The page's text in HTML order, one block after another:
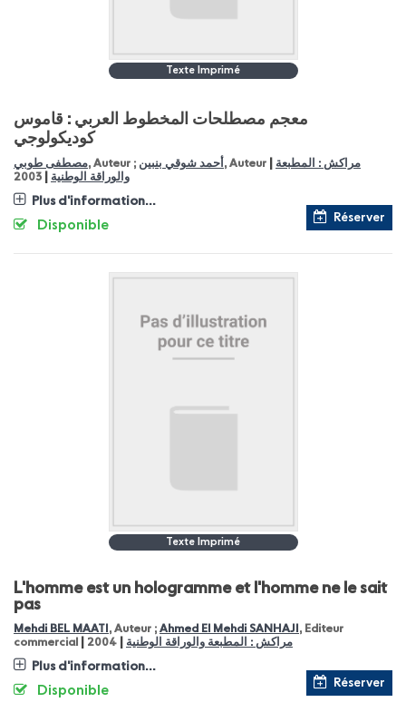
Texte Imprimé
معجم مصطلحات المخطوط العربي : قاموس
كوديكولوجي
مصطفى طوبي, Auteur ; أحمد شوقي بنبين , Auteur
مراكش : المطبعة
والوراقة الوطنية
2003
Plus d'information...
Réserver
Disponible
Texte Imprimé
L'homme est un hologramme et l'homme ne le sait
pas
Mehdi BEL MAATI , Auteur ; Ahmed El Mehdi SANHAJI , Editeur
commercial
مراكش : المطبعة والوراقة الوطنية 2004
Plus d'information...
Réserver
Disponible